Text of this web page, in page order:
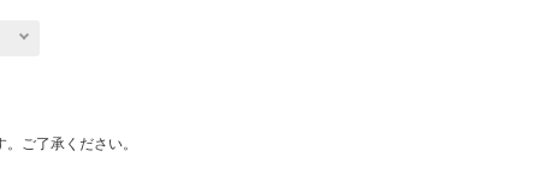
ご了承ください。